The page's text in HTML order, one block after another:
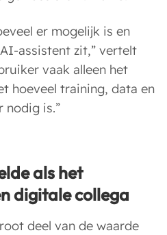
er mogelijk is en
assistent zit,” vertelt
vaak alleen het
hoeveel training, data en
is.”
als het
digitale collega
deel van de waarde